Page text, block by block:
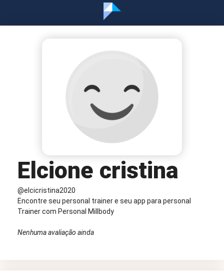
Elcione cristina
@elcicristina2020
Encontre seu personal trainer e seu app para personal
Trainer com Personal Millbody
Nenhuma avaliação ainda